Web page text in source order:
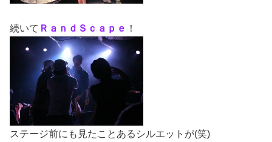
続いて ＲａｎｄＳｃａｐｅ ！
ステージ前にも見たことあるシルエットが(笑)